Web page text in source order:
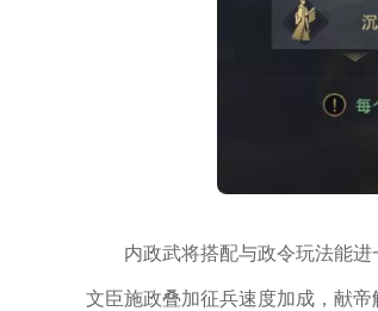
内政武将搭配与政令玩法能
文臣施政叠加征兵速度加成，献